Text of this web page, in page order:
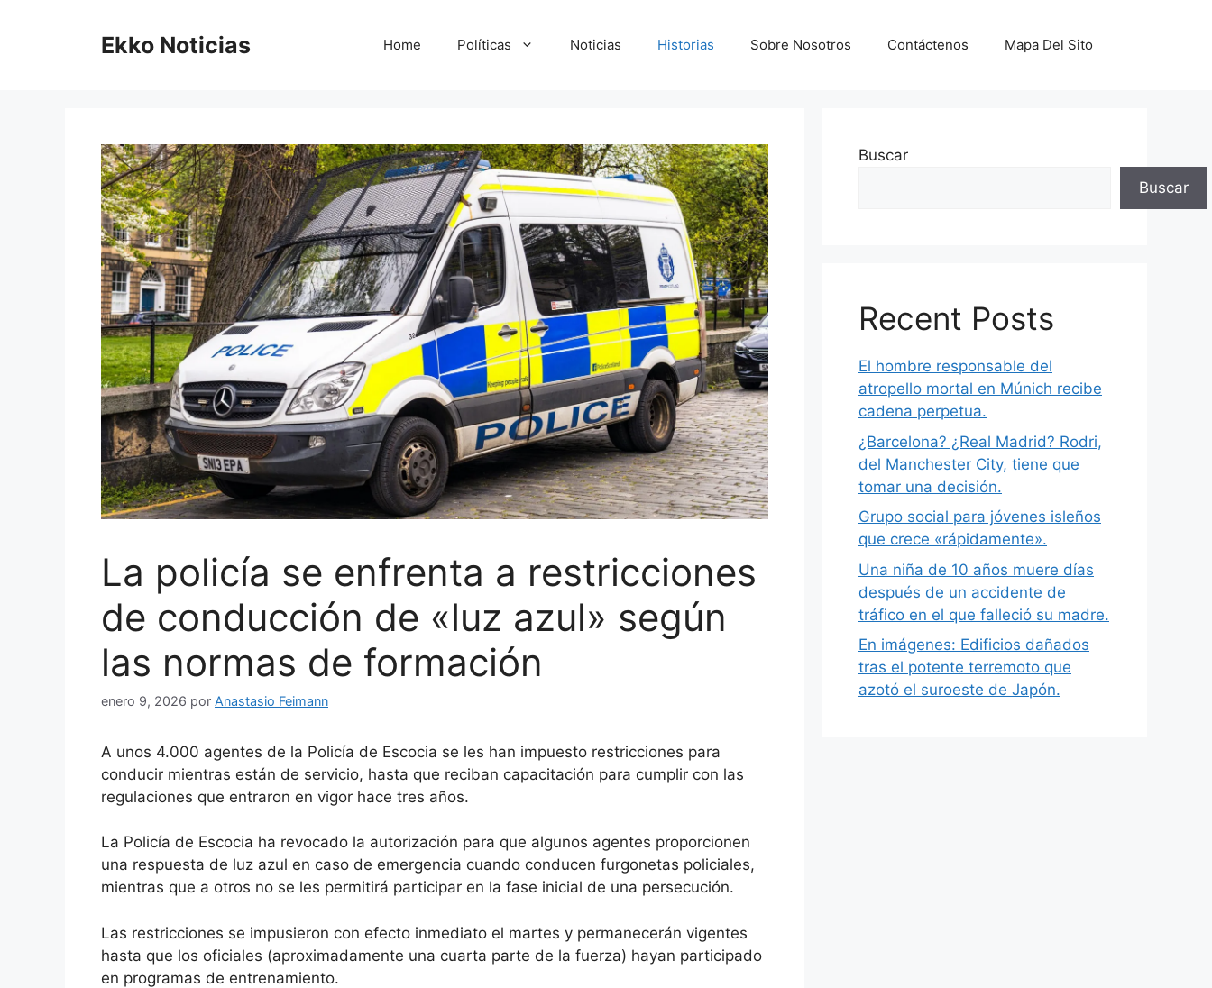
Ekko Noticias Home Políticas Noticias Historias Sobre Nosotros Contáctenos Mapa Del Sito
La policía se enfrenta a restricciones
de conducción de «luz azul» según
las normas de formación
enero 9, 2026 por Anastasio Feimann
A unos 4.000 agentes de la Policía de Escocia se les han impuesto restricciones para
conducir mientras están de servicio, hasta que reciban capacitación para cumplir con las
regulaciones que entraron en vigor hace tres años.
La Policía de Escocia ha revocado la autorización para que algunos agentes proporcionen
una respuesta de luz azul en caso de emergencia cuando conducen furgonetas policiales,
mientras que a otros no se les permitirá participar en la fase inicial de una persecución.
Las restricciones se impusieron con efecto inmediato el martes y permanecerán vigentes
hasta que los oficiales (aproximadamente una cuarta parte de la fuerza) hayan participado
en programas de entrenamiento.
Buscar
Buscar
Recent Posts
El hombre responsable del
atropello mortal en Múnich recibe
cadena perpetua.
¿Barcelona? ¿Real Madrid? Rodri,
del Manchester City, tiene que
tomar una decisión.
Grupo social para jóvenes isleños
que crece «rápidamente».
Una niña de 10 años muere días
después de un accidente de
tráfico en el que falleció su madre.
En imágenes: Edificios dañados
tras el potente terremoto que
azotó el suroeste de Japón.